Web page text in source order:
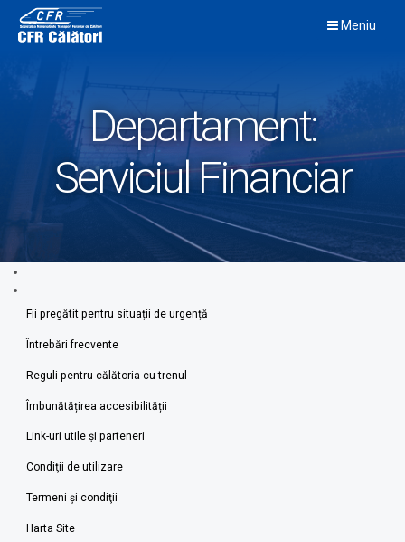
content
Meniu
Departament:
Serviciul Financiar
Fii pregătit pentru situații de urgență
Întrebări frecvente
Reguli pentru călătoria cu trenul
Îmbunătățirea accesibilității
Link-uri utile şi parteneri
Condiţii de utilizare
Termeni şi condiţii
Harta Site